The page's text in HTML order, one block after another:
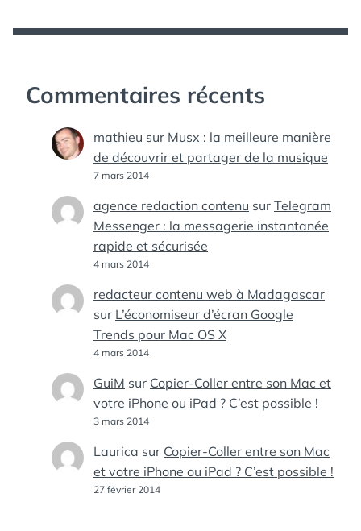
Commentaires récents
mathieu sur Musx : la meilleure manière
de découvrir et partager de la musique
7 mars 2014
agence redaction contenu sur Telegram
Messenger : la messagerie instantanée
rapide et sécurisée
4 mars 2014
redacteur contenu web à Madagascar
sur L’économiseur d’écran Google
Trends pour Mac OS X
4 mars 2014
GuiM sur Copier-Coller entre son Mac et
votre iPhone ou iPad ? C’est possible !
3 mars 2014
Laurica sur Copier-Coller entre son Mac
et votre iPhone ou iPad ? C’est possible !
27 février 2014